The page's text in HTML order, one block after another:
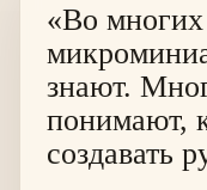
«Во многих
знают.
понимают,
создавать